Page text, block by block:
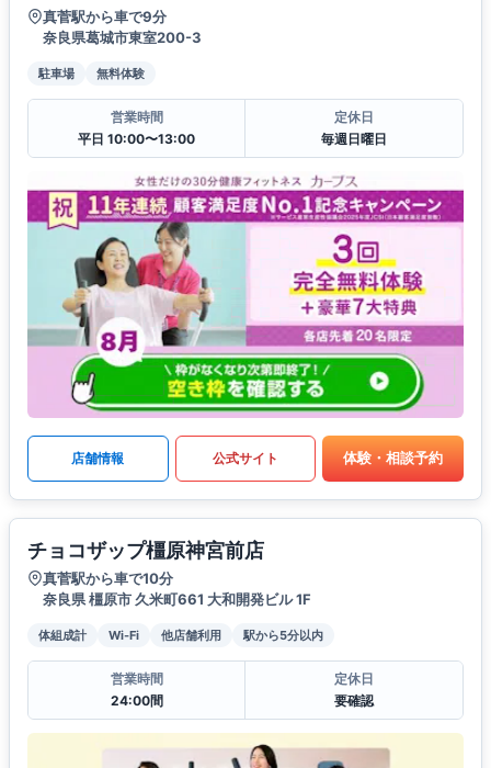
真菅駅から車で9分
奈良県葛城市東室200-3
駐車場 無料体験
営業時間
平日 10:00〜13:00
定休日
毎週日曜日
店舗情報 公式サイト 体験・相談予約
チョコザップ橿原神宮前店
真菅駅から車で10分
奈良県 橿原市 久米町661 大和開発ビル 1F
体組成計 Wi-Fi 他店舗利用 駅から5分以内
営業時間
24:00間
定休日
要確認